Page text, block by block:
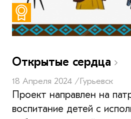
Открытые сердца
18 Апреля 2024 /Гурьевск
Проект направлен на
воспитание детей с